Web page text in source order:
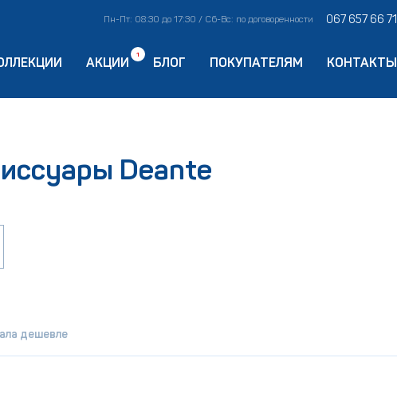
Пн-Пт: 08:30 до 17:30 / Сб-Вс: по договоренности 067 657 66 71
АКЦИИ
1
БЛОГ ПОКУПАТЕЛЯМ КОНТАКТЫ
Deante
дешевле